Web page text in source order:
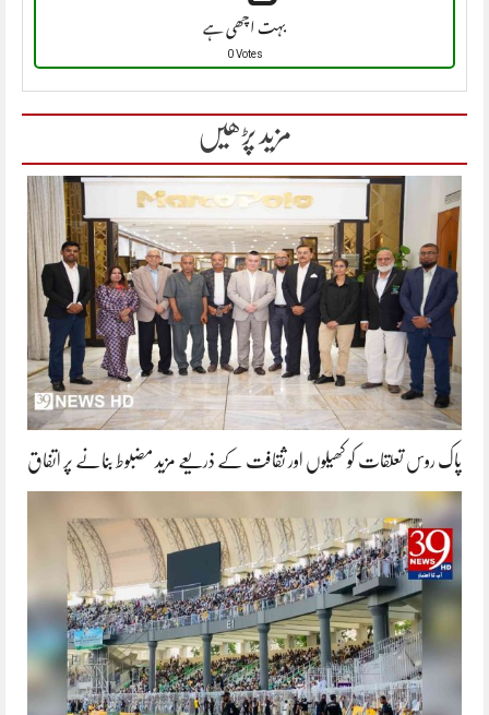
بہت اچھی ہے
0 Votes
مزید پڑھیں
پاک روس تعلقات کو کھیلوں اور ثقافت کے ذریعے مزید مضبوط بنانے پر اتفاق